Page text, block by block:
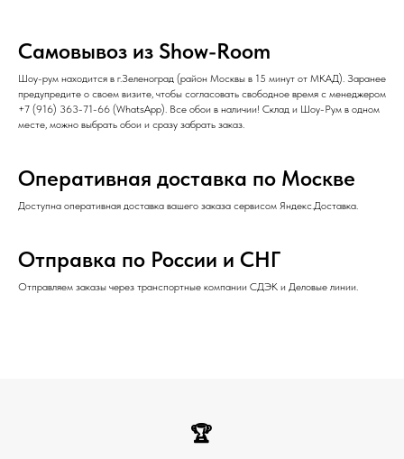
Самовывоз из Show-Room
Шоу-рум находится в г.Зеленоград (район Москвы в 15 минут от МКАД). Заранее
предупредите о своем визите, чтобы согласовать свободное время с менеджером
+7 (916) 363-71-66 (WhatsApp). Все обои в наличии! Склад и Шоу-Рум в одном
месте, можно выбрать обои и сразу забрать заказ.
Оперативная доставка по Москве
Доступна оперативная доставка вашего заказа сервисом Яндекс.Доставка.
Отправка по России и СНГ
Отправляем заказы через транспортные компании СДЭК и Деловые линии.
🏆